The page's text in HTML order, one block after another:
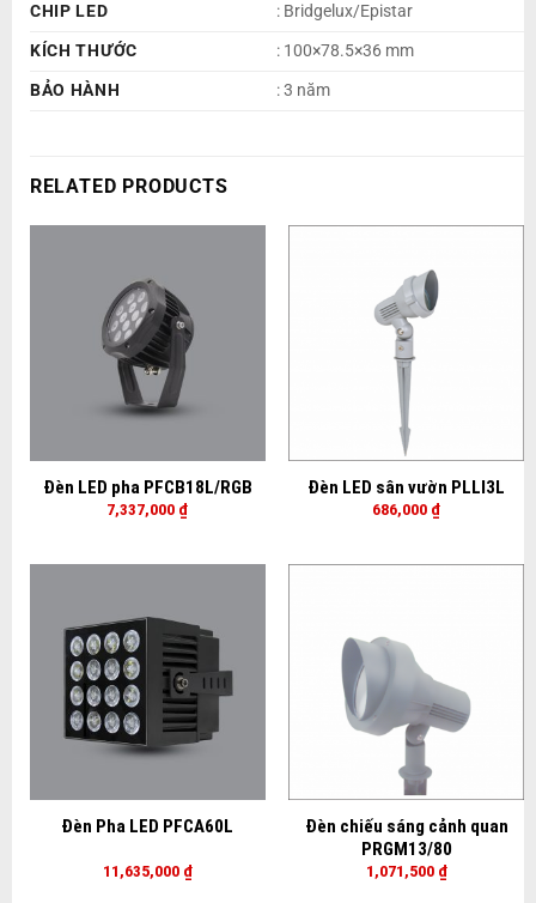
CHIP LED
: Bridgelux/Epistar
KÍCH THƯỚC
: 100×78.5×36 mm
BẢO HÀNH
: 3 năm
RELATED PRODUCTS
Đèn LED pha PFCB18L/RGB
7,337,000 ₫
Đèn LED sân vườn PLLI3L
686,000 ₫
Đèn Pha LED PFCA60L
11,635,000 ₫
Đèn chiếu sáng cảnh quan
PRGM13/80
1,071,500 ₫